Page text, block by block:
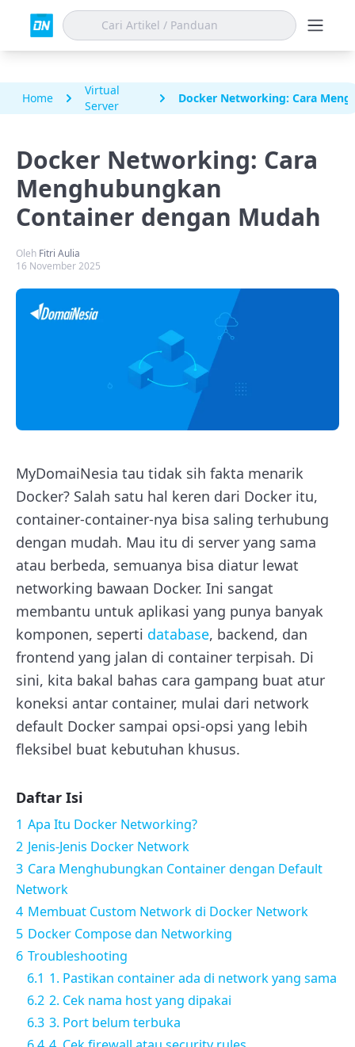
Home
Virtual
Server
Docker Networking: Cara
Docker Networking: Cara
Menghubungkan
Container dengan Mudah
Oleh Fitri Aulia
16 November 2025
MyDomaiNesia tau tidak sih fakta menarik
Docker? Salah satu hal keren dari Docker itu,
container-container-nya bisa saling terhubung
dengan mudah. Mau itu di server yang sama
atau berbeda, semuanya bisa diatur lewat
networking bawaan Docker. Ini sangat
membantu untuk aplikasi yang punya banyak
komponen, seperti database, backend, dan
frontend yang jalan di container terpisah. Di
sini, kita bakal bahas cara gampang buat atur
koneksi antar container, mulai dari network
default Docker sampai opsi-opsi yang lebih
fleksibel buat kebutuhan khusus.
Daftar Isi
1 Apa Itu Docker Networking?
2 Jenis-Jenis Docker Network
3 Cara Menghubungkan Container dengan Default
Network
4 Membuat Custom Network di Docker Network
5 Docker Compose dan Networking
6 Troubleshooting
6.1 1. Pastikan container ada di network yang sama
6.2 2. Cek nama host yang dipakai
6.3 3. Port belum terbuka